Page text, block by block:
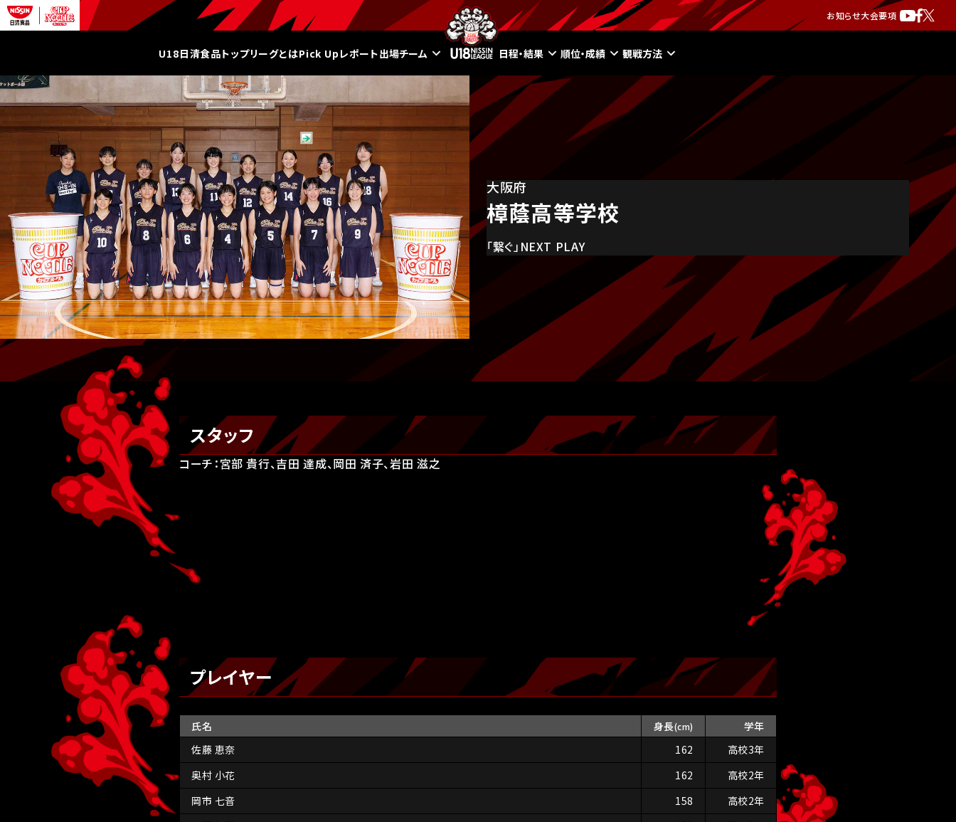
お知らせ大会要項
U18日清食品トップリーグとはPick Upレポート出場チーム 日程・結果 順位・成績 観戦方法
大阪府
樟蔭高等学校
「繋ぐ」NEXT PLAY
スタッフ
コーチ：宮部 貴行、吉田 達成、岡田 済子、岩田 滋之
プレイヤー
氏名 身長(cm)
学年
佐藤 恵奈
162
高校3年
奥村 小花
162
高校2年
岡市 七音
158
高校2年